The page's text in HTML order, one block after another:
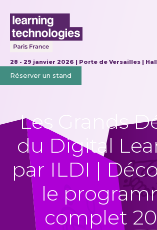
28 - 29 janvier 2026 | Porte de Versailles |
Réserver un stand
Les Grands
du Digital
par ILDI |
le
complet